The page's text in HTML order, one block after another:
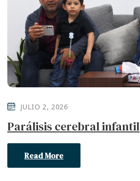
JULIO 2, 2026
Parálisis cerebral infantil
Read More